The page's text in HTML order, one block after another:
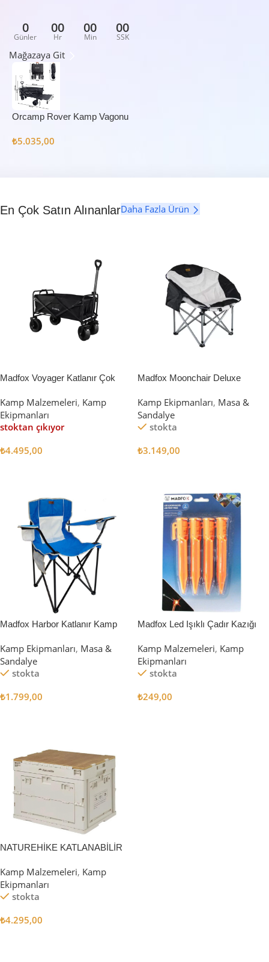
0
Günler
00
Hr
00
Min
00
SSK
Mağazaya Git
Orcamp Rover Kamp Vagonu
₺5.035,00
En Çok Satın AlınanlarDaha Fazla Ürün
Madfox Voyager Katlanır Çok
[Vagon] BLACK
Kamp Malzemeleri, Kamp
Ekipmanları
stoktan çıkıyor
₺4.495,00
Madfox Moonchair Deluxe
Siyah/Gri
Kamp Ekipmanları, Masa &
Sandalye
stokta
₺3.149,00
Madfox Harbor Katlanır Kamp
Kamp Ekipmanları, Masa &
Sandalye
stokta
₺1.799,00
Madfox Led Işıklı Çadır Kazığı
Kamp Malzemeleri, Kamp
Ekipmanları
stokta
₺249,00
NATUREHİKE KATLANABİLİR
Kamp Malzemeleri, Kamp
Ekipmanları
stokta
₺4.295,00